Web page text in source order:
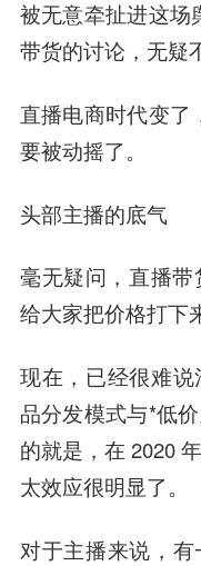
被无意牵扯进这场
带货的讨论，无疑
直播电商时代变了
要被动摇了。
头部主播的底气
毫无疑问， 直播带
给大家把价格打下
现在，已经很难
品分发模式与*低
的就是，在 2020
太效应很明显了。
对于主播来说，